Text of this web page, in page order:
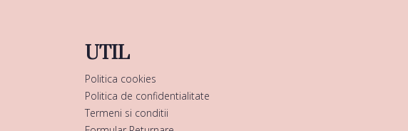
UTIL
Politica cookies
Politica de confidentialitate
Termeni si conditii